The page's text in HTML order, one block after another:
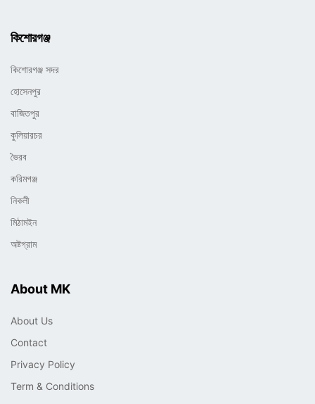
কিশোরগঞ্জ
কিশোরগঞ্জ সদর
হোসেনপুর
বাজিতপুর
কুলিয়ারচর
ভৈরব
করিমগঞ্জ
নিকলী
মিঠামইন
অষ্টগ্রাম
About MK
About Us
Contact
Privacy Policy
Term & Conditions